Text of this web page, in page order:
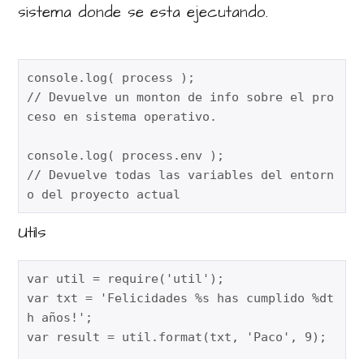
sistema donde se esta ejecutando.
console.log( process );
// Devuelve un monton de info sobre el pro
ceso en sistema operativo.
console.log( process.env );
// Devuelve todas las variables del entorn
o del proyecto actual
Utils
var util = require('util');
var txt = 'Felicidades %s has cumplido %dt
h años!';
var result = util.format(txt, 'Paco', 9);